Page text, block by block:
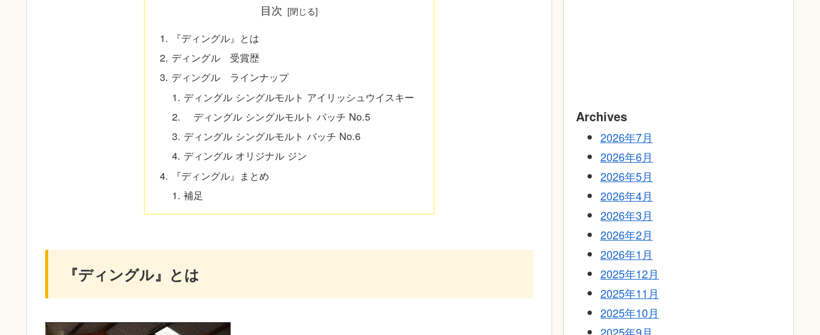
目次
『ディングル』とは
ディングル 受賞歴
ディングル ラインナップ
ディングル シングルモルト アイリッシュウイスキー
ディングル シングルモルト バッチ No.5
ディングル シングルモルト バッチ No.6
ディングル オリジナル ジン
『ディングル』まとめ
補足
『ディングル』とは
Archives
2026年7月
2026年6月
2026年5月
2026年4月
2026年3月
2026年2月
2026年1月
2025年12月
2025年11月
2025年10月
2025年9月